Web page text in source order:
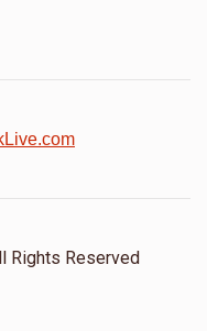
Rights Reserved